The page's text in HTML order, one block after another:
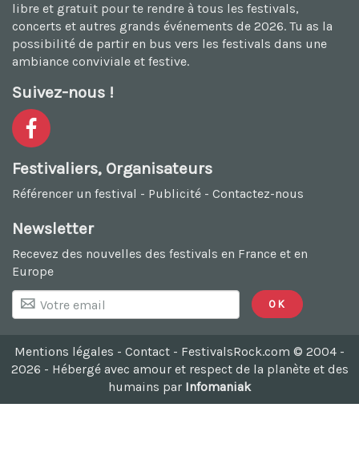
libre et gratuit pour te rendre à tous les festivals,
concerts et autres grands événements de 2026. Tu as la
possibilité de partir en bus vers les festivals dans une
ambiance conviviale et festive.
Suivez-nous !
Festivaliers, Organisateurs
Référencer un festival - Publicité - Contactez-nous
Newsletter
Recevez des nouvelles des festivals en France et en
Europe
Mentions légales - Contact - FestivalsRock.com © 2004 -
2026 - Hébergé avec amour et respect de la planète et des
humains par Infomaniak